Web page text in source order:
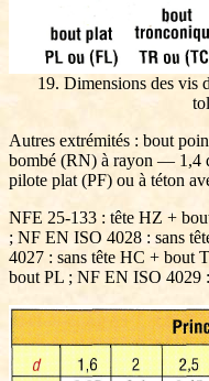
19. Dimensions des vis
Autres extrémités : bout
bombé (RN) à rayon — 1,4
pilote plat (PF) ou à téton
NFE 25-133 : tête HZ +
; NF EN ISO 4028 : sans
4027 : sans tête HC + bout
bout PL ; NF EN ISO 4029